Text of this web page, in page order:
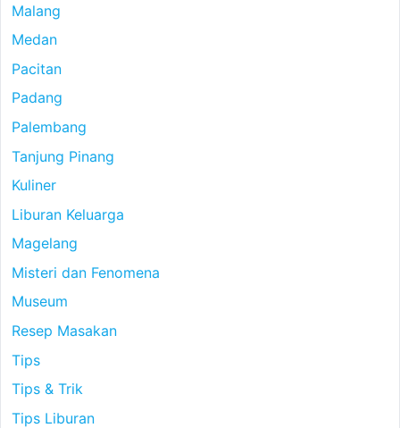
Malang
Medan
Pacitan
Padang
Palembang
Tanjung Pinang
Kuliner
Liburan Keluarga
Magelang
Misteri dan Fenomena
Museum
Resep Masakan
Tips
Tips & Trik
Tips Liburan